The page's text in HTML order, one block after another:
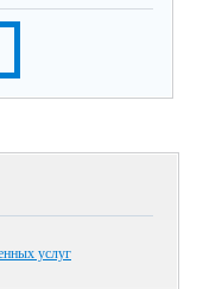
услуг